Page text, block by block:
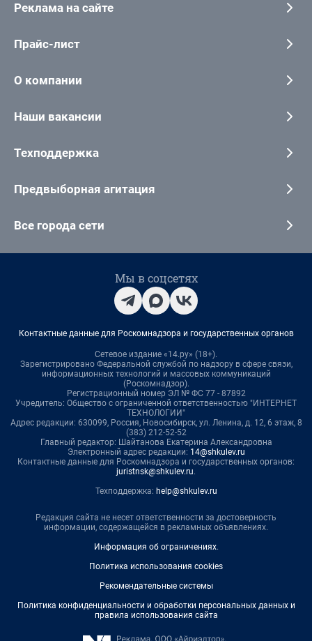
Реклама на сайте
Прайс-лист
О компании
Наши вакансии
Техподдержка
Предвыборная агитация
Все города сети
Мы в соцсетях
Контактные данные для Роскомнадзора и государственных органов
Сетевое издание «14.ру» (18+).
Зарегистрировано Федеральной службой по надзору в сфере связи,
информационных технологий и массовых коммуникаций
(Роскомнадзор).
Регистрационный номер ЭЛ № ФС 77 - 87892
Учредитель: Общество с ограниченной ответственностью "ИНТЕРНЕТ
ТЕХНОЛОГИИ"
Адрес редакции: 630099, Россия, Новосибирск, ул. Ленина, д. 12, 6 этаж, 8
(383) 212-52-52
Главный редактор: Шайтанова Екатерина Александровна
Электронный адрес редакции: 14@shkulev.ru
Контактные данные для Роскомнадзора и государственных органов:
juristnsk@shkulev.ru.
Техподдержка: help@shkulev.ru
Редакция сайта не несет ответственности за достоверность
информации, содержащейся в рекламных объявлениях.
Информация об ограничениях.
Политика использования cookies
Рекомендательные системы
Политика конфиденциальности и обработки персональных данных и
правила использования сайта